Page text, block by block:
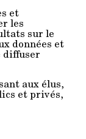
et
les
sur le
données et
diffuser
aux élus,
et privés,